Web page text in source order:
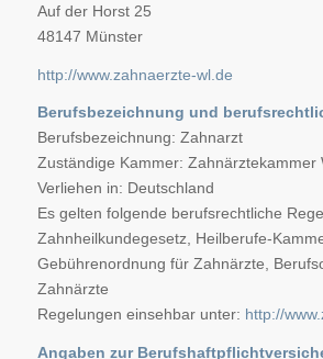
Auf der Horst 25
48147 Münster
http://www.zahnaerzte-wl.de
Berufsbezeichnung und
Berufsbezeichnung: Zahnarzt
Zuständige Kammer: Zahnärztekammer
Verliehen in: Deutschland
Es gelten folgende berufsrechtliche
Zahnheilkundegesetz, Heilberufe-
Gebührenordnung für Zahnärzte,
Zahnärzte
Regelungen einsehbar unter: http://
Angaben zur